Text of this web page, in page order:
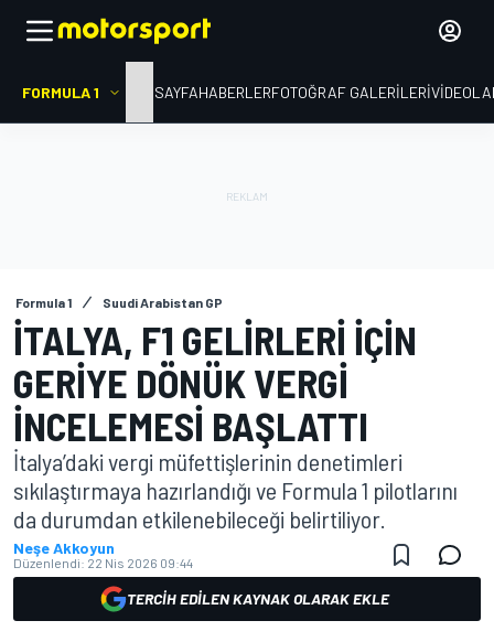
FORMULA 1 ANA SAYFAHABERLERFOTOĞRAF GALERILERI
Formula 1 Suudi Arabistan GP
İTALYA, F1 GELIRLERI IÇIN
GERIYE DÖNÜK VERGI
INCELEMESI BAŞLATTI
İtalya’daki vergi müfettişlerinin denetimleri
sıkılaştırmaya hazırlandığı ve Formula 1 pilotlarını
da durumdan etkilenebileceği belirtiliyor.
Neşe Akkoyun
Düzenlendi: 22 Nis 2026 09:44
TERCIH EDILEN KAYNAK OLARAK EKLE